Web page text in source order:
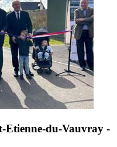
du-Vauvray -